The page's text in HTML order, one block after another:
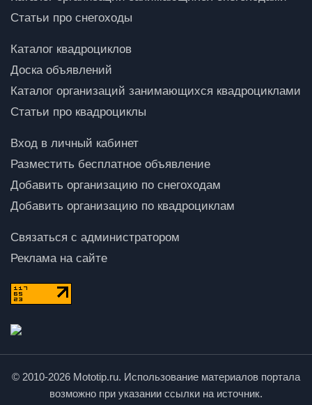
Статьи про снегоходы
Каталог квадроциклов
Доска объявлений
Каталог организаций занимающихся квадроциклами
Статьи про квадроциклы
Вход в личный кабинет
Разместить бесплатное объявление
Добавить организацию по снегоходам
Добавить организацию по квадроциклам
Связаться с администратором
Реклама на сайте
© 2010-2026 Mototip.ru. Использование материалов портала
возможно при указании ссылки на источник.